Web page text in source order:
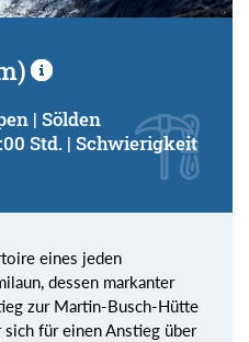
| Sölden
Std. | Schwierigkeit
eines jeden
dessen markanter
zur Martin-Busch-Hütte
für einen Anstieg über